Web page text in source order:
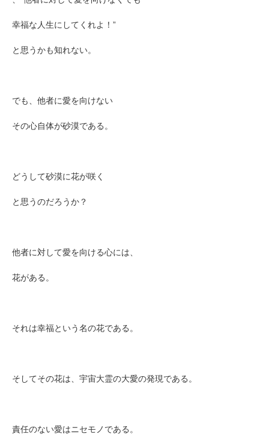
幸福な人生にしてくれよ！”
と思うかも知れない。
でも、他者に愛を向けない
その心自体が砂漠である。
どうして砂漠に花が咲く
と思うのだろうか？
他者に対して愛を向ける心には、
花がある。
それは幸福という名の花である。
そしてその花は、宇宙大霊の大愛の発現である。
責任のない愛はニセモノである。